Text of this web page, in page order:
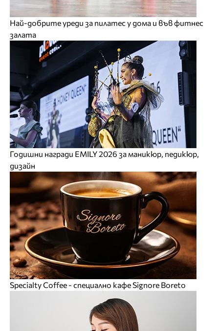
Най-добрите уреди за пилатес у дома и във фитнес
залата
Годишни награди EMILY 2026 за маникюр, педикюр,
дизайн
Specialty Coffee - специално кафе Signore Boreto